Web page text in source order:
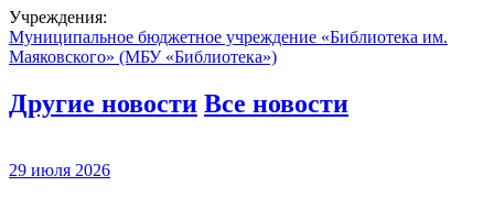
Учреждения:
Муниципальное бюджетное учреждение «Библиотека им.
Маяковского» (МБУ «Библиотека»)
Другие новости Все новости
29 июля 2026